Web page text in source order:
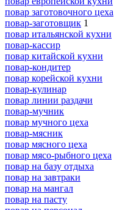
повар заготовочного цеха
повар-заготовщик 1
повар итальянской кухни
повар-кассир
повар китайской кухни
повар-кондитер
повар корейской кухни
повар-кулинар
повар линии раздачи
повар-мучник
повар мучного цеха
повар-мясник
повар мясного цеха
повар мясо-рыбного цеха
повар на базу отдыха
повар на завтраки
повар на мангал
повар на пасту